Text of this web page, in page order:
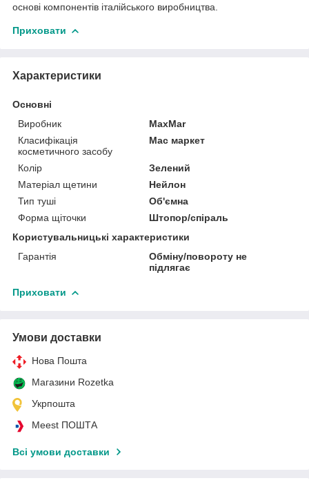
основі компонентів італійського виробництва.
Приховати
Характеристики
Основні
Виробник
MaxMar
Класифікація
косметичного засобу
Мас маркет
Колір
Зелений
Матеріал щетини
Нейлон
Тип туші
Об'ємна
Форма щіточки
Штопор/спіраль
Користувальницькі характеристики
Гарантія
Обміну/повороту не
підлягає
Приховати
Умови доставки
Нова Пошта
Магазини Rozetka
Укрпошта
Meest ПОШТА
Всі умови доставки